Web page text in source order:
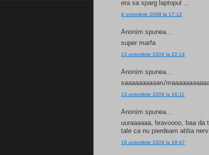
era sa sparg laptopul ...
4 octombrie 2009 la 17:13
Anonim spunea...
super marfa
13 octombrie 2009 la 22:14
Anonim spunea...
15 octombrie 2009 la 16:11
Anonim spunea...
uuraaaaaa, bravoooo, baa
tale ca nu pierdeam atitia
19 octombrie 2009 la 19:47